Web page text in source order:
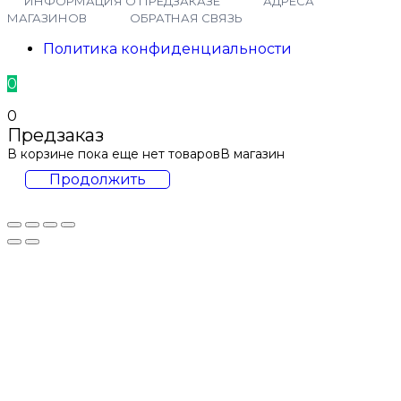
МАГАЗИНОВ
ОБРАТНАЯ СВЯЗЬ
Политика конфиденциальности
0
0
Предзаказ
В корзине пока еще нет товаровВ магазин
Продолжить